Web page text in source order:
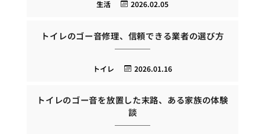
2026.02.05
生活
トイレのゴー音修理、信頼できる業者の選び方
2026.01.16
トイレ
トイレのゴー音を放置した末路、ある家族の体験
談